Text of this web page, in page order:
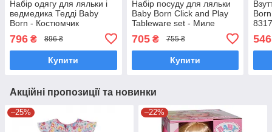
Набір одягу для ляльки і
ведмедика Тедді Baby
Born - Костюмчик
єдинорога (43 см) 839409
796 ₴ 896 ₴
Купити
Набір посуду для ляльки
Baby Born Click and Play
Tableware set - Миле
705₴ 755 ₴
Купити
Born
546
Акційні пропозиції та новинки
–25% –22%